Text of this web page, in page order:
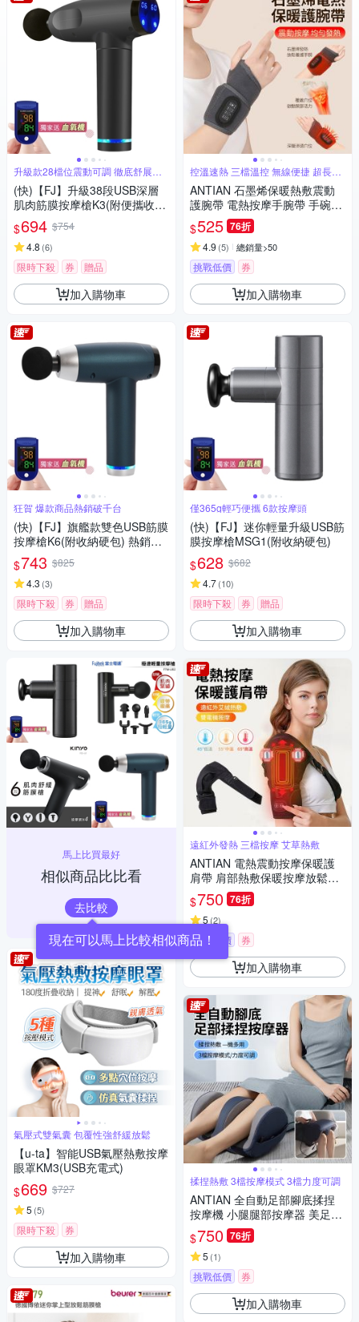
升級款28檔位震動可調 徹底舒展肌
肉
(快)【FJ】升級38段USB深層
肌肉筋膜按摩槍K3(附便攜收納
硬包)
$694 $754
4.8 (6)
限時下殺 券 贈品
加入購物車
狂賀 爆款商品熱銷破千台
(快)【FJ】旗艦款雙色USB筋膜
按摩槍K6(附收納硬包) 熱銷推
薦
$743 $825
4.3 (3)
限時下殺 券 贈品
加入購物車
馬上比買最好
相似商品比比看
去比較
氣壓式雙氣囊 包覆性強舒緩放鬆
【u-ta】智能USB氣壓熱敷按摩
眼罩KM3(USB充電式)
$669 $727
5 (5)
限時下殺 券
加入購物車
控溫速熱 三檔溫控 無線便捷 超長續
航
ANTIAN 石墨烯保暖熱敷震動
護腕帶 電熱按摩手腕帶 手碗按
摩儀 手腕保暖神器
$525 76折
4.9 (5) 總銷量>50
挑戰低價 券
加入購物車
僅365g輕巧便攜 6款按摩頭
(快)【FJ】迷你輕量升級USB筋
膜按摩槍MSG1(附收納硬包)
$628 $682
4.7(10)
限時下殺 券 贈品
加入購物車
遠紅外發熱 三檔按摩 艾草熱敷
ANTIAN 電熱震動按摩保暖護
肩帶 肩部熱敷保暖按摩放鬆器
手臂按摩機 肩膀運動護具
$750 76折
5(2)
挑戰低價 券
加入購物車
揉捏熱敷 3檔按摩模式 3檔力度可調
ANTIAN 全自動足部腳底揉捏
按摩機 小腿腿部按摩器 美足美
腿足療機 腳底放鬆神器
$750 76折
5 (1)
挑戰低價 券
加入購物車